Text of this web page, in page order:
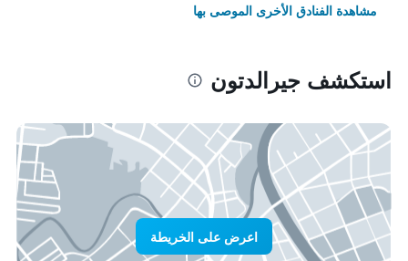
مشاهدة الفنادق الأخرى الموصى بها
استكشف جيرالدتون
اعرض على الخريطة